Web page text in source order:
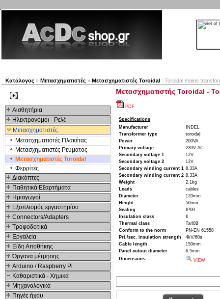
Κατάλογος » Μετασχηματιστές » Μετασχηματιστές Toroidal : Toroidal mains
Αισθητήρια
Ηλεκτρονόμοι - Ρελέ
Μετασχηματιστές
Μετασχηματιστές Πλακέτας
Μετασχηματιστές Ρευματος
Μετασχηματιστές Toroidal
Φερρίτες
Διακόπτες
Παθητικά Εξαρτήματα
Hμιαγωγοί
Εξοπλισμός εργαστηρίου
Connectors/Adapters
Τροφοδοτικά
Εργαλεία
Είδη Αποθήκης
Όργανα μέτρησης
Arduino / Raspberry Pi
Καθαριστικά - Χημικά
Μηχανολογικά
Πηγές ήχου
Μετασχηματιστής Toroidal -
PDF
Specifications
Manufacturer
INDEL
Transformer type
toroidal
Power
200VA
Primary voltage
230V AC
Secondary voltage 1
12V
Secondary voltage 2
12V
Secondary winding current 1 8.33A
Secondary winding current 2 8.33A
Weight
2.1kg
Leads
cables
Diameter
120mm
Height
50mm
Sealing
IP00
Insulation class
Thermal class
Ta40B
Conform to the norm
PN-EN 61558
Pri./sec. insulation strength
4kV/60s
Cable length
150mm
Panel cutout diameter
6.5mm
Dimensions
VIEW